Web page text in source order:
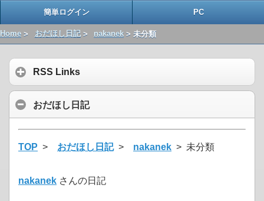
簡単ログイン PC
Home > おだほし日記> nakanek > 未分類
RSS Links
おだほし日記
TOP > おだほし日記> nakanek > 未分類
nakanek さんの日記